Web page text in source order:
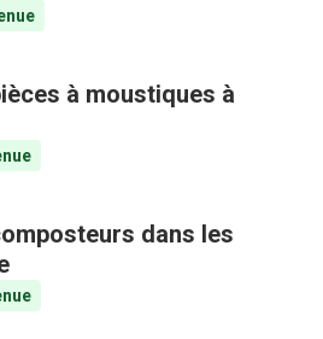
à moustiques à
dans les